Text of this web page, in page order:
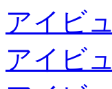
アイビ
アイビ